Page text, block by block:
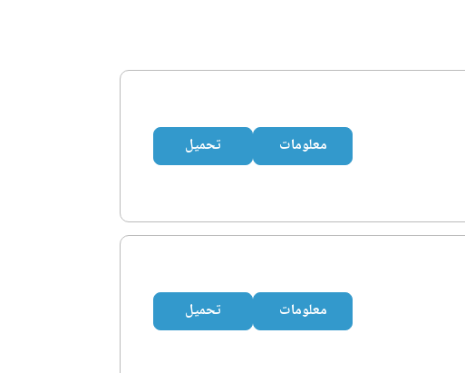
معلومات تحميل
معلومات تحميل